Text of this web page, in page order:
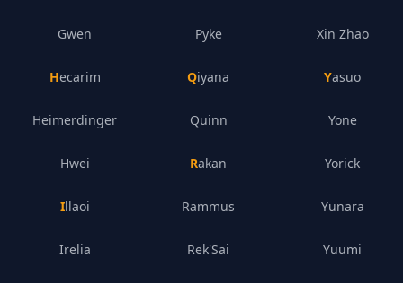
Gwen
Hecarim
Heimerdinger
Hwei
Illaoi
Irelia
Pyke
Qiyana
Quinn
Rakan
Rammus
Rek'Sai
Xin Zhao
Yasuo
Yone
Yorick
Yunara
Yuumi